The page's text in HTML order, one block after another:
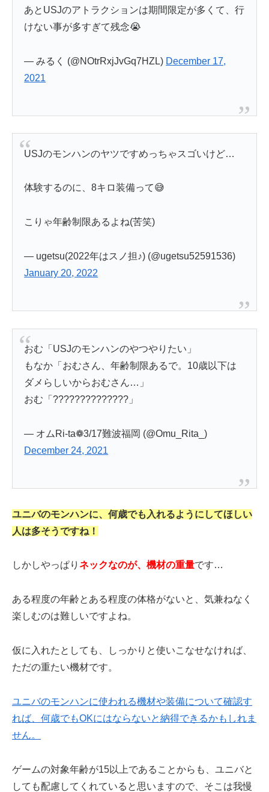
あとUSJのアトラクションは期間限定が多くて、行
けない事が多すぎて残念😭
— みるく (@NOtrRxjJvGq7HZL) December 17,
2021
USJのモンハンのヤツですめっちゃスゴいけど…
体験するのに、8キロ装備って😅
こりゃ年齢制限あるよね(苦笑)
— ugetsu(2022年はスノ担♪) (@ugetsu52591536)
January 20, 2022
おむ「USJのモンハンのやつやりたい」
もなか「おむさん、年齢制限あるで。10歳以下は
ダメらしいからおむさん…」
おむ「??????????????」
— オムRi-ta❁3/17難波福岡 (@Omu_Rita_)
December 24, 2021
ユニバのモンハンに、何歳でも入れるようにしてほしい
人は多そうですね！
しかしやっぱり ネックなのが、機材の重量です…
ある程度の年齢とある程度の体格がないと、気兼ねなく
楽しむのは難しいですよね。
仮に入れたとしても、しっかりと使いこなせなければ、
ただの重たい機材です。
ユニバのモンハンに使われる機材や装備について確認す
れば、何歳でもOKにはならないと納得できるかもしれま
せん。
ゲームの対象年齢が15以上であることからも、ユニバと
しても配慮してくれていると思いますので、そこは我慢